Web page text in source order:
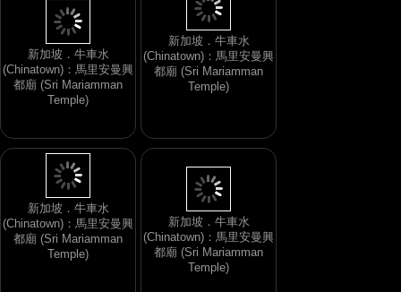
新加坡．牛車水
(Chinatown)：馬里安曼興
都廟 (Sri Mariamman
Temple)
新加坡．牛車水
(Chinatown)：馬里安曼興
都廟 (Sri Mariamman
Temple)
新加坡．牛車水
(Chinatown)：馬里安曼興
都廟 (Sri Mariamman
Temple)
新加坡．牛車水
(Chinatown)：馬里安曼興
都廟 (Sri Mariamman
Temple)